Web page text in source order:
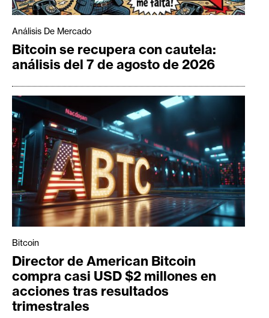
Análisis De Mercado
Bitcoin se recupera con cautela:
análisis del 7 de agosto de 2026
Bitcoin
Director de American Bitcoin
compra casi USD $2 millones en
acciones tras resultados
trimestrales